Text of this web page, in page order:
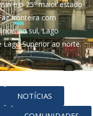
é o 25º maior estado
fronteira com
ao sul, Lago
Lago Superior ao norte.
NOTÍCIAS